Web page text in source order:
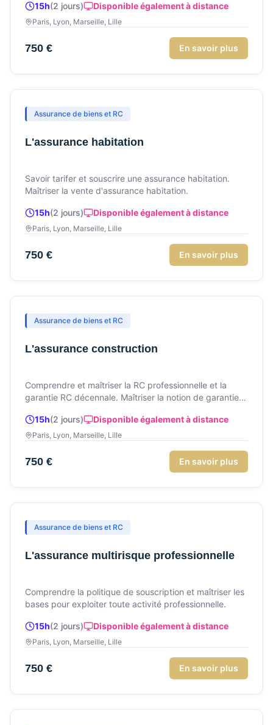
15h(2 jours) Disponible également à distance
Paris, Lyon, Marseille, Lille
750 € En savoir plus
Assurance de biens et RC
L'assurance habitation
Savoir tarifer et souscrire une assurance habitation.
Maîtriser la vente d'assurance habitation.
15h(2 jours) Disponible également à distance
Paris, Lyon, Marseille, Lille
750 € En savoir plus
Assurance de biens et RC
L'assurance construction
Comprendre et maîtriser la RC professionnelle et la
garantie RC décennale. Maîtriser la notion de garantie
15h(2 jours) Disponible également à distance
Paris, Lyon, Marseille, Lille
750 € En savoir plus
Assurance de biens et RC
L'assurance multirisque professionnelle
Comprendre la politique de souscription et maîtriser les
bases pour exploiter toute activité professionnelle.
15h(2 jours) Disponible également à distance
Paris, Lyon, Marseille, Lille
750 € En savoir plus